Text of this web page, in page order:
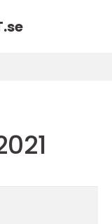
se